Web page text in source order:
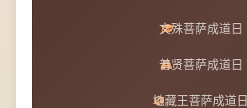
文殊菩萨成道日
普贤菩萨成道日
地藏王菩萨成道日